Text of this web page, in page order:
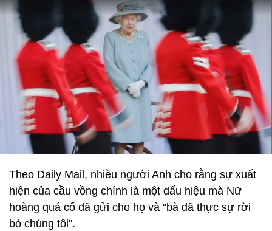
Theo Daily Mail, nhiều người Anh cho rằng sự xuất
hiện của cầu vồng chính là một dấu hiệu mà Nữ
hoàng quá cố đã gửi cho họ và "bà đã thực sự rời
bỏ chúng tôi".